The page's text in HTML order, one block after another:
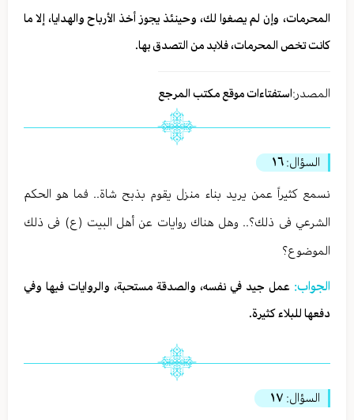
المحرمات، وإن لم يصغوا لك، وحينئذ يجوز أخذ الأرباح والهدايا، إلا ما
كانت تخص المحرمات، فلابد من التصدق بها.
المصدر:استفتاءات موقع مكتب المرجع
السؤال: ١٦
نسمع كثيراً عمن يريد بناء منزل يقوم بذبح شاة.. فما هو الحكم
الشرعي فى ذلك؟.. وهل هناك روايات عن أهل البيت (ع) فى ذلك
الموضوع؟
الجواب: عمل جيد في نفسه، والصدقة مستحبة، والروايات فيها وفي
دفعها للبلاء كثيرة.
السؤال: ١٧